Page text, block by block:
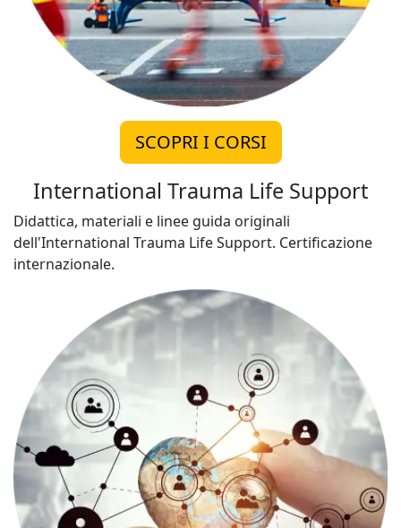
SCOPRI I CORSI
International Trauma Life Support
Didattica, materiali e linee guida originali
dell'International Trauma Life Support. Certificazione
internazionale.